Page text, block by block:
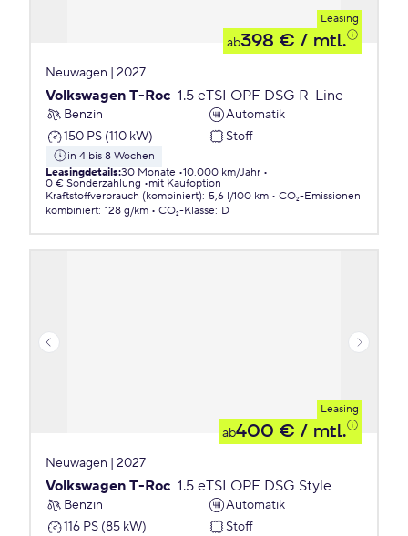
Leasing
ab398 € / mtl.
Neuwagen | 2027
Volkswagen T-Roc 1.5 eTSI OPF DSG R-Line
Benzin
Automatik
150 PS (110 kW)
Stoff
in 4 bis 8 Wochen
Leasingdetails:30 Monate 10.000 km/Jahr
0 € Sonderzahlung
mit Kaufoption
Kraftstoffverbrauch (kombiniert): 5,6 l/100 km
CO₂-Emissionen
kombiniert: 128 g/km CO₂-Klasse: D
Leasing
ab400 € / mtl.
Neuwagen | 2027
Volkswagen T-Roc 1.5 eTSI OPF DSG Style
Benzin
Automatik
116 PS (85 kW)
Stoff